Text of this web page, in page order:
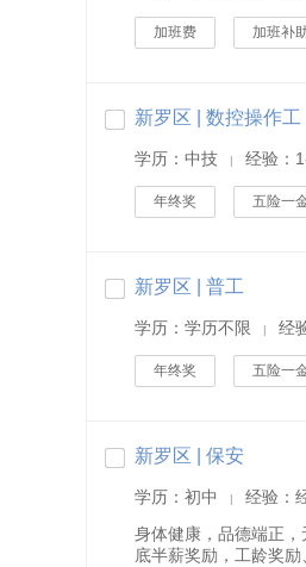
加班费 加班补
新罗区 | 数控操作工
学历：中技 | 经验：
年终奖 五险一
新罗区 | 普工
学历：学历不限 | 经
年终奖 五险一
新罗区 | 保安
学历：初中 | 经验：
身体健康，品德端正
底半薪奖励，工龄奖